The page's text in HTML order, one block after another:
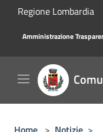
Salta al contenuto
Regione Lombardia
Amministrazione